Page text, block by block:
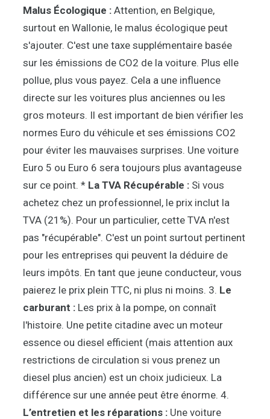
Malus Écologique : Attention, en Belgique,
surtout en Wallonie, le malus écologique peut
s'ajouter. C'est une taxe supplémentaire basée
sur les émissions de CO2 de la voiture. Plus elle
pollue, plus vous payez. Cela a une influence
directe sur les voitures plus anciennes ou les
gros moteurs. Il est important de bien vérifier les
normes Euro du véhicule et ses émissions CO2
pour éviter les mauvaises surprises. Une voiture
Euro 5 ou Euro 6 sera toujours plus avantageuse
sur ce point. * La TVA Récupérable : Si vous
achetez chez un professionnel, le prix inclut la
TVA (21%). Pour un particulier, cette TVA n'est
pas "récupérable". C'est un point surtout pertinent
pour les entreprises qui peuvent la déduire de
leurs impôts. En tant que jeune conducteur, vous
paierez le prix plein TTC, ni plus ni moins. 3. Le
carburant : Les prix à la pompe, on connaît
l'histoire. Une petite citadine avec un moteur
essence ou diesel efficient (mais attention aux
restrictions de circulation si vous prenez un
diesel plus ancien) est un choix judicieux. La
différence sur une année peut être énorme. 4.
L’entretien et les réparations : Une voiture